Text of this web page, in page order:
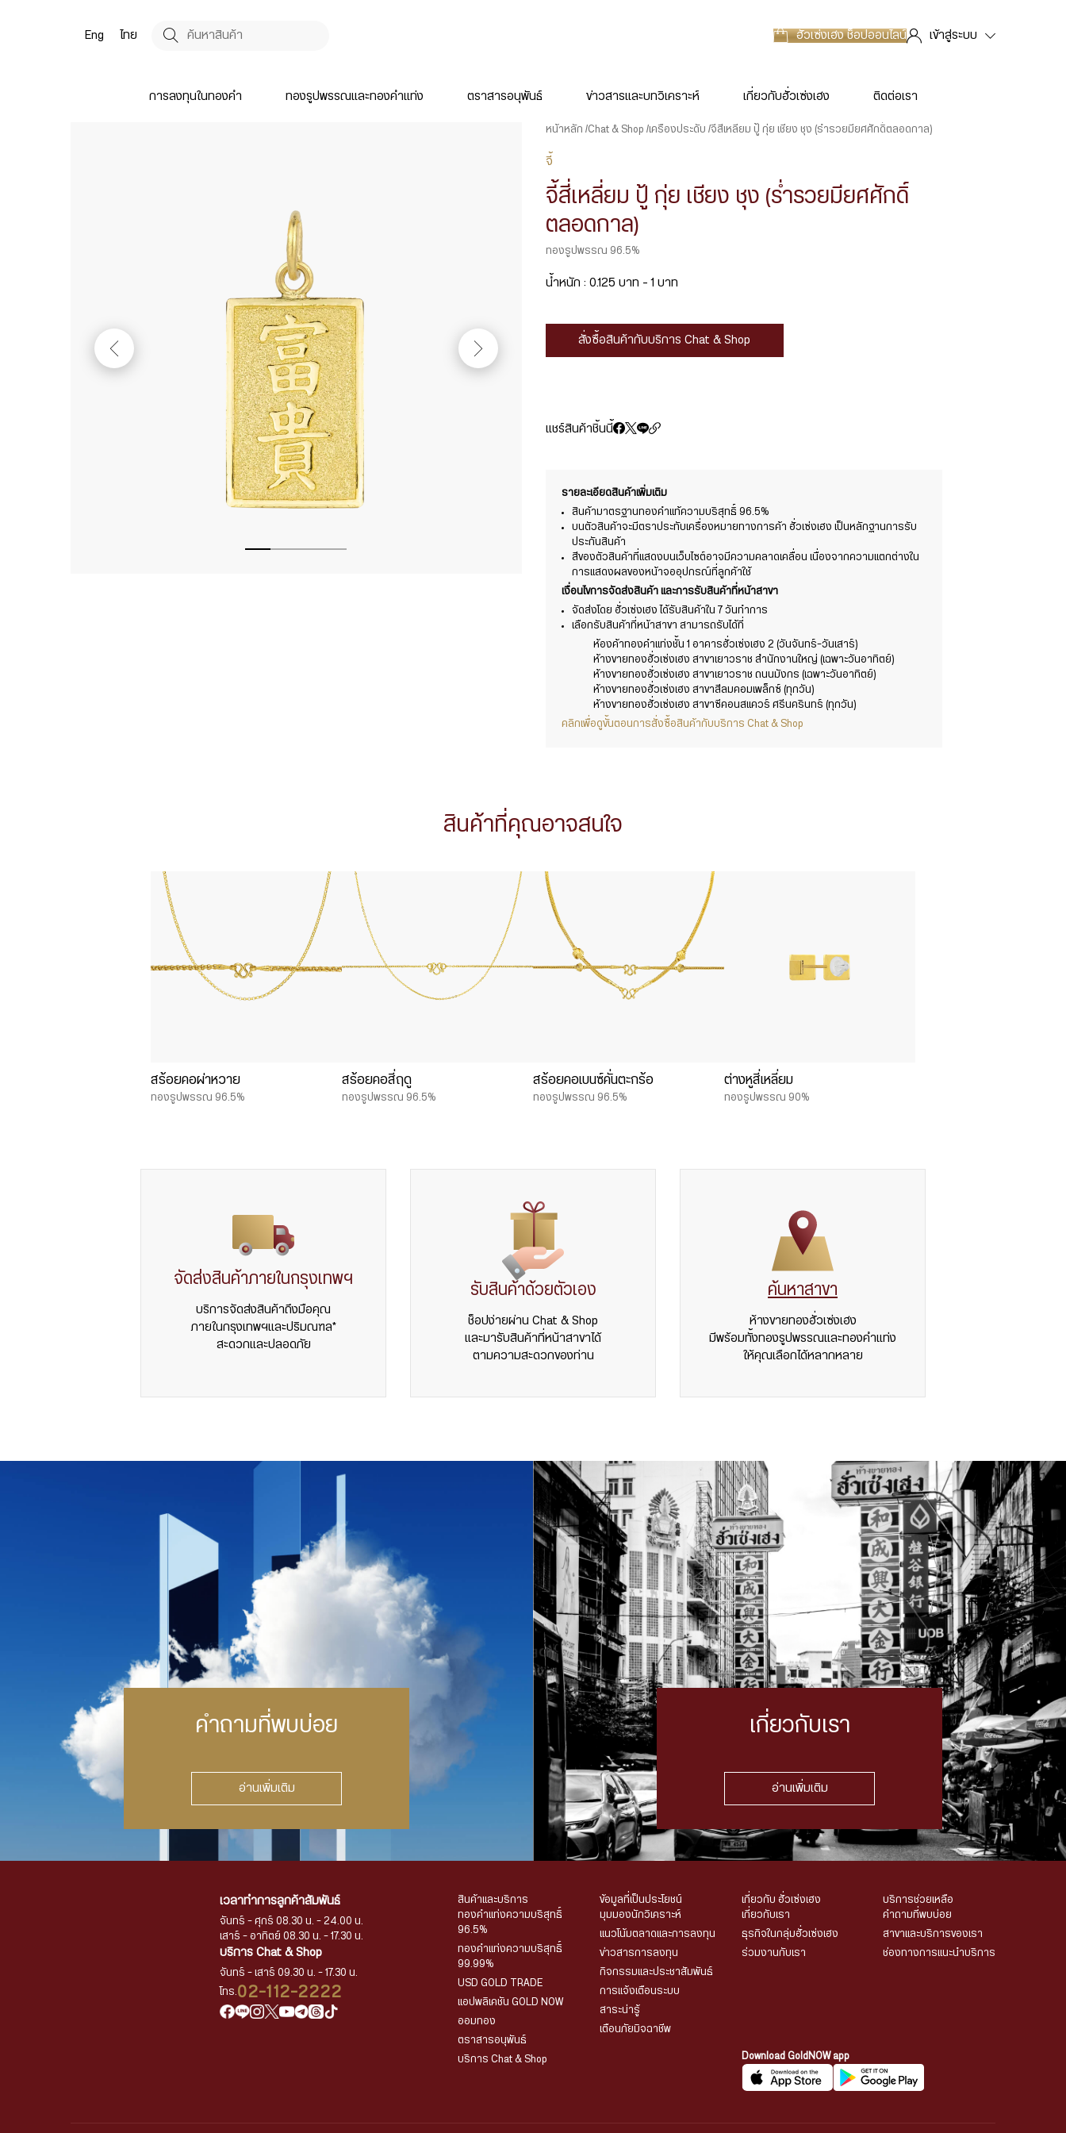
Eng ไทย ฮั่วเซ่งเฮงช็อปออนไลน์ เข้าสู่ระบบ
การลงทุนในทองคำ ทองรูปพรรณและทองคำแท่ง ตราสารอนุพันธ์ ข่าวสารและบทวิเคราะห์ เกี่ยวกับฮั่วเซ่งเฮง ติดต่อเรา
หน้าหลัก Chat & Shop เครื่องประดับ จี้สี่เหลี่ยม ปู้ กุ่ย เชียง ชุง (ร่ำรวยมียศศักดิ์ตลอดกาล)
จี้
จี้สี่เหลี่ยม ปู้ กุ่ย เชียง ชุง (ร่ำรวยมียศศักดิ์
ตลอดกาล)
ทองรูปพรรณ 96.5%
น้ำหนัก : 0.125 บาท – 1 บาท
สั่งซื้อสินค้ากับบริการ Chat & Shop
แชร์สินค้าชิ้นนี้
รายละเอียดสินค้าเพิ่มเติม
สินค้ามาตรฐานทองคำแท้ความบริสุทธิ์ 96.5%
บนตัวสินค้าจะมีตราประทับเครื่องหมายทางการค้า ฮั่วเซ่งเฮง เป็นหลักฐานการรับ
ประกันสินค้า
สีของตัวสินค้าที่แสดงบนเว็บไซต์อาจมีความคลาดเคลื่อน เนื่องจากความแตกต่างใน
การแสดงผลของหน้าจออุปกรณ์ที่ลูกค้าใช้
เงื่อนไขการจัดส่งสินค้า และการรับสินค้าที่หน้าสาขา
จัดส่งโดย ฮั่วเซ่งเฮง ได้รับสินค้าใน 7 วันทำการ
เลือกรับสินค้าที่หน้าสาขา สามารถรับได้ที่
ห้องค้าทองคำแท่งชั้น 1 อาคารฮั่วเซ่งเฮง 2 (วันจันทร์-วันเสาร์)
ห้างขายทองฮั่วเซ่งเฮง สาขาเยาวราช สำนักงานใหญ่ (เฉพาะวันอาทิตย์)
ห้างขายทองฮั่วเซ่งเฮง สาขาเยาวราช ถนนมังกร (เฉพาะวันอาทิตย์)
ห้างขายทองฮั่วเซ่งเฮง สาขาสีลมคอมเพล็กซ์ (ทุกวัน)
ห้างขายทองฮั่วเซ่งเฮง สาขาซีคอนสแควร์ ศรีนครินทร์ (ทุกวัน)
คลิกเพื่อดูขั้นตอนการสั่งซื้อสินค้ากับบริการ Chat & Shop
สินค้าที่คุณอาจสนใจ
สร้อยคอผ่าหวาย
ทองรูปพรรณ 96.5%
สร้อยคอสี่ฤดู
ทองรูปพรรณ 96.5%
สร้อยคอเบนซ์คั่นตะกร้อ
ทองรูปพรรณ 96.5%
ต่างหูสี่เหลี่ยม
ทองรูปพรรณ 90%
จัดส่งสินค้าภายในกรุงเทพฯ
บริการจัดส่งสินค้าถึงมือคุณ
ภายในกรุงเทพฯและปริมณฑล*
สะดวกและปลอดภัย
รับสินค้าด้วยตัวเอง
ช็อปง่ายผ่าน Chat & Shop
และมารับสินค้าที่หน้าสาขาได้
ตามความสะดวกของท่าน
ค้นหาสาขา
ห้างขายทองฮั่วเซ่งเฮง
มีพร้อมทั้งทองรูปพรรณและทองคำแท่ง
ให้คุณเลือกได้หลากหลาย
คำถามที่พบบ่อย
อ่านเพิ่มเติม
เกี่ยวกับเรา
อ่านเพิ่มเติม
เวลาทำการลูกค้าสัมพันธ์
จันทร์ - ศุกร์ 08.30 น. - 24.00 น.
เสาร์ - อาทิตย์ 08.30 น. - 17.30 น.
บริการ Chat & Shop
จันทร์ - เสาร์ 09.30 น. - 17.30 น.
โทร.02-112-2222
สินค้าและบริการ
ทองคำแท่งความบริสุทธิ์
96.5%
ทองคำแท่งความบริสุทธิ์
99.99%
USD GOLD TRADE
แอปพลิเคชัน GOLD NOW
ออมทอง
ตราสารอนุพันธ์
บริการ Chat & Shop
ข้อมูลที่เป็นประโยชน์
มุมมองนักวิเคราะห์
แนวโน้มตลาดและการลงทุน
ข่าวสารการลงทุน
กิจกรรมและประชาสัมพันธ์
การแจ้งเตือนระบบ
สาระน่ารู้
เตือนภัยมิจฉาชีพ
เกี่ยวกับ ฮั่วเซ่งเฮง
เกี่ยวกับเรา
ธุรกิจในกลุ่มฮั่วเซ่งเฮง
ร่วมงานกับเรา
บริการช่วยเหลือ
คำถามที่พบบ่อย
สาขาและบริการของเรา
ช่องทางการแนะนำบริการ
Download GoldNOW app